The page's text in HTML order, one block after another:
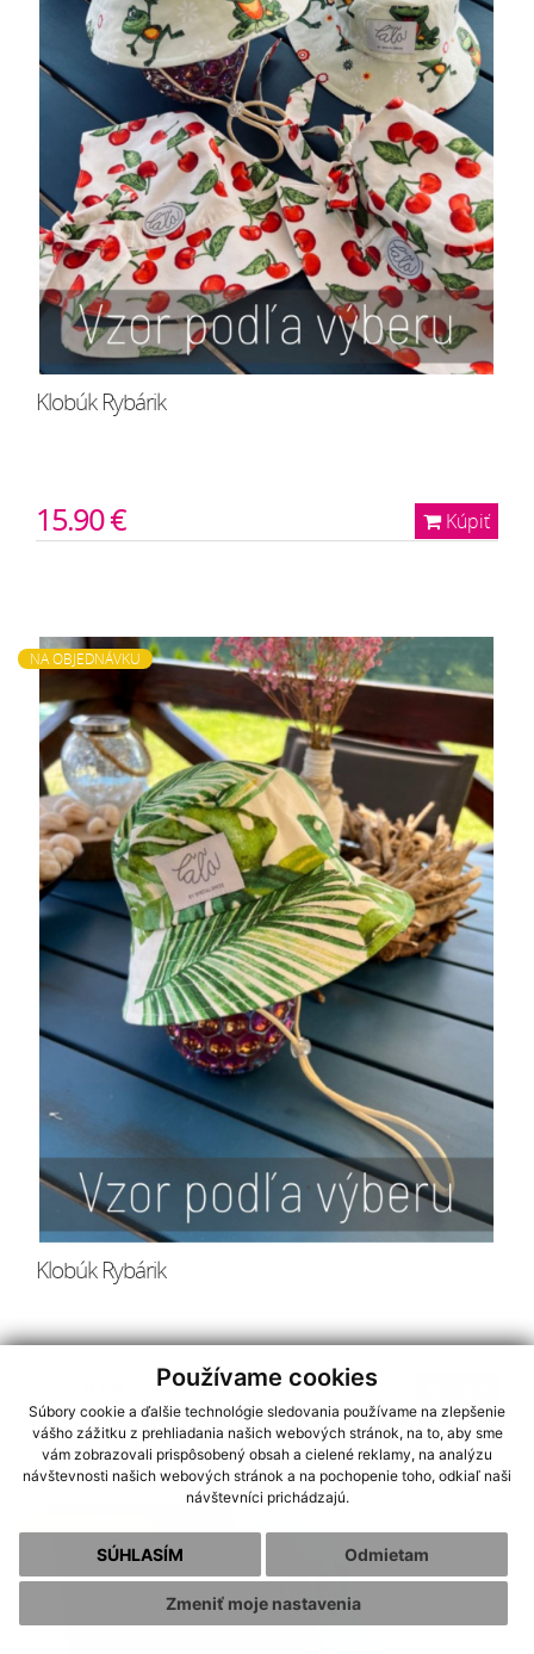
Používame cookies
Súbory cookie a ďalšie technológie sledovania používame na zlepšenie
vášho zážitku z prehliadania našich webových stránok, na to, aby sme
vám zobrazovali prispôsobený obsah a cielené reklamy, na analýzu
návštevnosti našich webových stránok a na pochopenie toho, odkiaľ naši
návštevníci prichádzajú.
SÚHLASÍM Odmietam
Zmeniť moje nastavenia
Klobúk Rybárik
Kúpiť
15.90 €
NA OBJEDNÁVKU
Klobúk Rybárik